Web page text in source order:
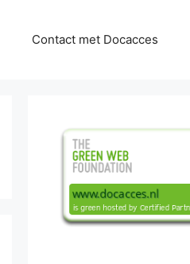
Contact met Docacces